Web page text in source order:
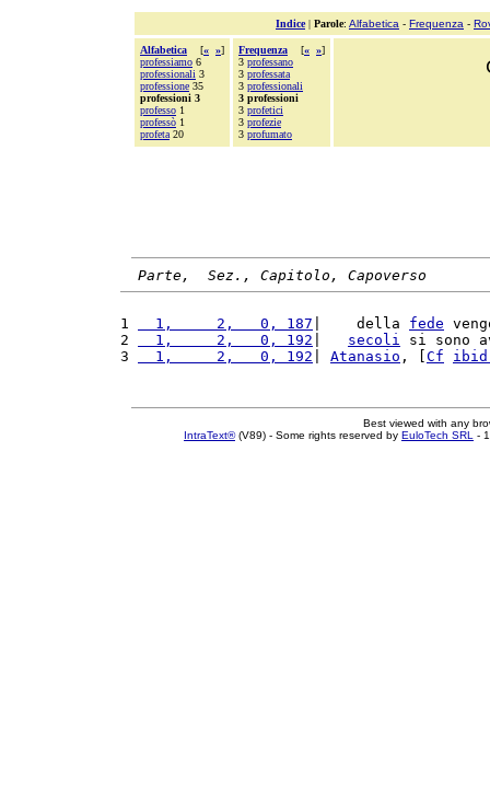
Indice| Parole: Alfabetica - Frequenza -
Alfabetica [« »]
professiamo 6
professionali 3
professione 35
professioni 3
professo 1
professò 1
profeta 20
Frequenza [« »]
3 professano
3 professata
3 professionali
3 professioni
3 profetici
3 profezie
3 profumato
Parte,  Sez., Capitolo, Capoverso
1
  1,     2,   0, 187
|    della fede
2
  1,     2,   0, 192
secoli si sono
3
  1,     2,   0, 192
Atanasio , [ Cf
Best viewed with any
IntraText®(V89) - Some rights reserved by EuloTech SRL -